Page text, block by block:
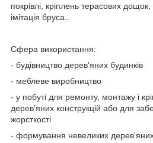
покрівлі, кріплень терасових дощок,
імітація бруса..
Сфера використання:
- будівництво дерев'яних будинків
- меблеве виробництво
- у побуті для ремонту, монтажу і
дерев'яних конструкцій або для
жорсткості
- формування невеликих дерев'яних